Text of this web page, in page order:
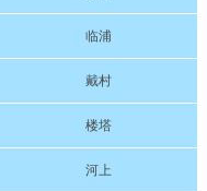
临浦
戴村
楼塔
河上